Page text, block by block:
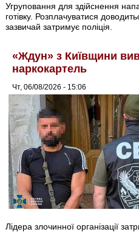
Угруповання для здійснення
готівку. Розплачуватися
зазвичай затримує поліція.
«Ждун» з Київщини
наркокартель
Чт, 06/08/2026 - 15:06
Лідера злочинної організації